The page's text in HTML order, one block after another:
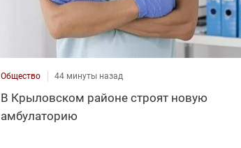
Общество 44 минуты назад
В Крыловском районе строят новую
амбулаторию